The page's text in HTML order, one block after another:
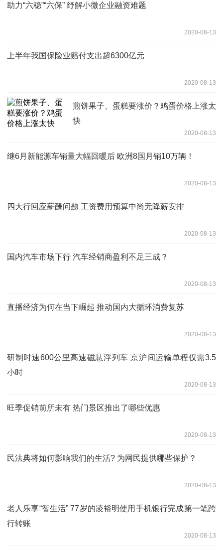
助力“六稳”“六保” 纾解小微企业融资难题
2020-08-13
上半年我国保险业赔付支出超6300亿元
2020-08-13
煎饼果子、蛋糕要涨价？鸡蛋价格上涨太
快
2020-08-13
继6月新能源车销量大幅回暖后 欧洲8国月销10万辆！
2020-08-13
四大行回应薪酬问题 工资费用预算中尚无降薪安排
2020-08-13
国内汽车市场下行 汽车经销商盈利不足三成？
2020-08-13
直播经济为何在当下崛起 推动国内大循环消费复苏
2020-08-13
研制时速600公里高速磁悬浮列车 京沪间运输单程仅需3.5
小时
2020-08-13
旺季促销前所未有 热门景区推出了哪些优惠
2020-08-13
民法典将如何影响我们的生活? 为网民提供哪些保护？
2020-08-13
老人乐享“智生活” 77岁的凌裕明使用手机银行完成第一笔跨
行转账
2020-08-13